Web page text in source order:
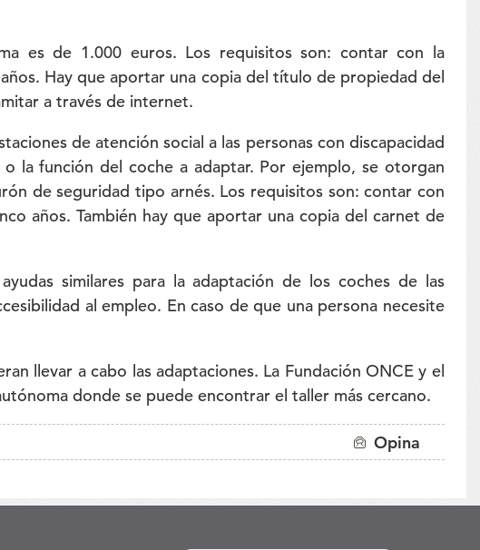
es de 1.000 euros. Los requisitos son: contar con la
Hay que aportar una copia del título de propiedad del
a través de internet.
de atención social a las personas con discapacidad
la función del coche a adaptar. Por ejemplo, se otorgan
de seguridad tipo arnés. Los requisitos son: contar con
años. También hay que aportar una copia del carnet de
similares para la adaptación de los coches de las
al empleo. En caso de que una persona necesite
llevar a cabo las adaptaciones. La Fundación ONCE y el
donde se puede encontrar el taller más cercano.
Opina